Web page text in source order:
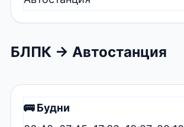
БЛПК → Автостанция
🚌 Будни